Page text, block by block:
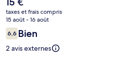
prix
actuel
est
de
15 €.
taxes et frais compris
15 août - 16 août
Avis
voyageurs
6,66,6 sur 10
Bien
2 avis externes